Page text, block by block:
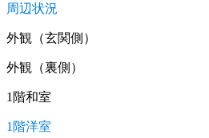
周辺状況
外観（玄関側）
外観（裏側）
1階和室
1階洋室